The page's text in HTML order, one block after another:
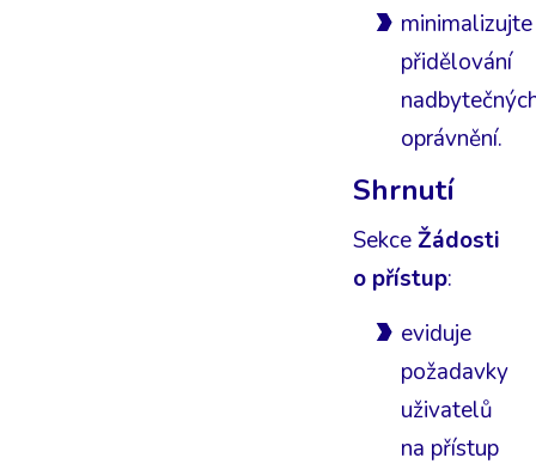
minimalizujte
přidělování
oprávnění.
Shrnutí
SekceŽádosti
o přístup:
eviduje
požadavky
uživatelů
na přístup